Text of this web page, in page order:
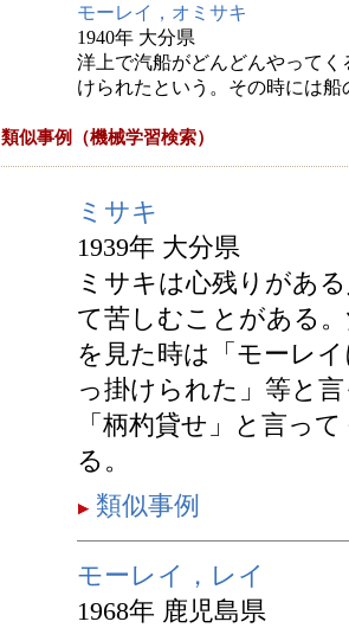
モーレイ，オミサキ
1940年 大分県
洋上で汽船がどんどんやって
けられたという。その時には
類似事例（機械学習検索）
ミサキ
1939年 大分県
ミサキは心残りがあ
て苦しむことがある
を見た時は「モーレ
っ掛けられた」等と
「柄杓貸せ」と言っ
る。
類似事例
モーレイ，レイ
1968年 鹿児島県